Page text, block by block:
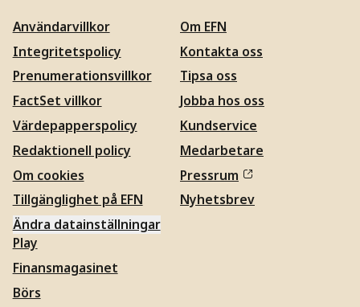
Användarvillkor
Integritetspolicy
Prenumerationsvillkor
FactSet villkor
Värdepapperspolicy
Redaktionell policy
Om cookies
Tillgänglighet på EFN
Ändra datainställningar
Om EFN
Kontakta oss
Tipsa oss
Jobba hos oss
Kundservice
Medarbetare
Pressrum
Nyhetsbrev
Play
Finansmagasinet
Börs